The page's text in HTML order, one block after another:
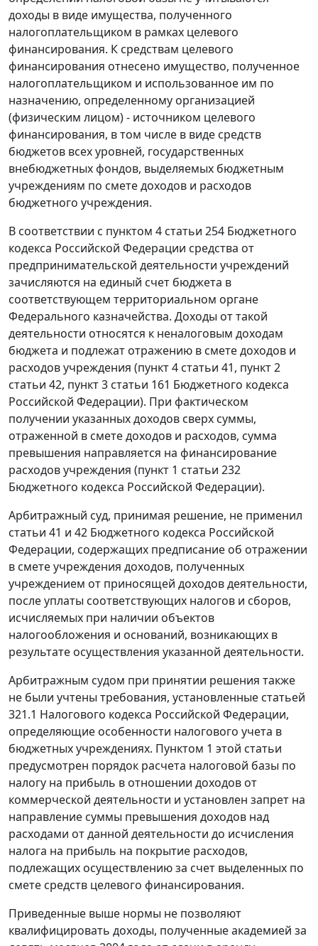
доходы в виде имущества, полученного
налогоплательщиком в рамках целевого
финансирования. К средствам целевого
финансирования отнесено имущество, полученное
налогоплательщиком и использованное им по
назначению, определенному организацией
(физическим лицом) - источником целевого
финансирования, в том числе в виде средств
бюджетов всех уровней, государственных
внебюджетных фондов, выделяемых бюджетным
учреждениям по смете доходов и расходов
бюджетного учреждения.
В соответствии с пунктом 4 статьи 254 Бюджетного
кодекса Российской Федерации средства от
предпринимательской деятельности учреждений
зачисляются на единый счет бюджета в
соответствующем территориальном органе
Федерального казначейства. Доходы от такой
деятельности относятся к неналоговым доходам
бюджета и подлежат отражению в смете доходов и
расходов учреждения (пункт 4 статьи 41, пункт 2
статьи 42, пункт 3 статьи 161 Бюджетного кодекса
Российской Федерации). При фактическом
получении указанных доходов сверх суммы,
отраженной в смете доходов и расходов, сумма
превышения направляется на финансирование
расходов учреждения (пункт 1 статьи 232
Бюджетного кодекса Российской Федерации).
Арбитражный суд, принимая решение, не применил
статьи 41 и 42 Бюджетного кодекса Российской
Федерации, содержащих предписание об отражении
в смете учреждения доходов, полученных
учреждением от приносящей доходов деятельности,
после уплаты соответствующих налогов и сборов,
исчисляемых при наличии объектов
налогообложения и оснований, возникающих в
результате осуществления указанной деятельности.
Арбитражным судом при принятии решения также
не были учтены требования, установленные статьей
321.1 Налогового кодекса Российской Федерации,
определяющие особенности налогового учета в
бюджетных учреждениях. Пунктом 1 этой статьи
предусмотрен порядок расчета налоговой базы по
налогу на прибыль в отношении доходов от
коммерческой деятельности и установлен запрет на
направление суммы превышения доходов над
расходами от данной деятельности до исчисления
налога на прибыль на покрытие расходов,
подлежащих осуществлению за счет выделенных по
смете средств целевого финансирования.
Приведенные выше нормы не позволяют
квалифицировать доходы, полученные академией за